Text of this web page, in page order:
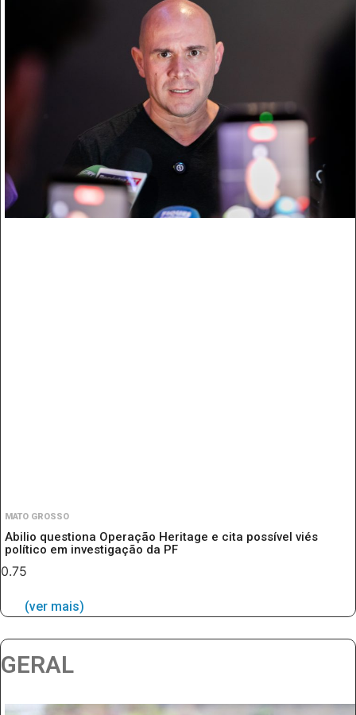
MATO GROSSO
Abilio questiona Operação Heritage e cita possível viés
político em investigação da PF
(ver mais)
GERAL